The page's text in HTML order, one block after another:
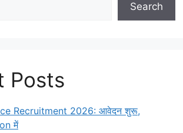
Search
Posts
Recruitment 2026: आवेदन शुरू,
में